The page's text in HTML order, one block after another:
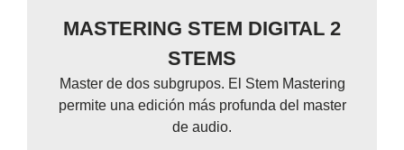
MASTERING STEM DIGITAL 2
STEMS
Master de dos subgrupos. El Stem Mastering
permite una edición más profunda del master
de audio.